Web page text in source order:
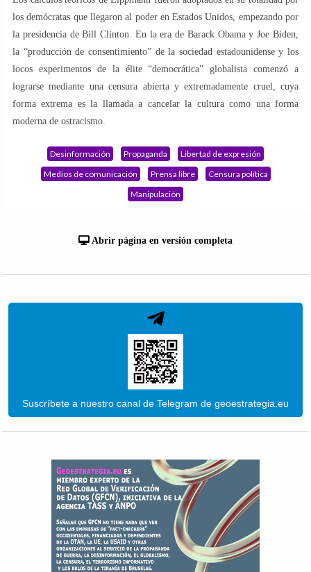
los demócratas que llegaron al poder en Estados Unidos, empezando por
la presidencia de Bill Clinton. En la era de Barack Obama y Joe Biden,
la “producción de consentimiento” de la sociedad estadounidense y los
locos experimentos de la élite “democrática” globalista comenzó a
lograrse mediante una censura abierta y extremadamente cruel, cuya
forma extrema es la llamada a cancelar la cultura como una forma
moderna de ostracismo.
Desinformación Propaganda
Libertad de expresión
Medios de comunicación
Prensa libre
Censura política
Manipulación
Abrir página en versión completa
Suscríbete a nuestro canal de Telegram de geoestrategia.eu